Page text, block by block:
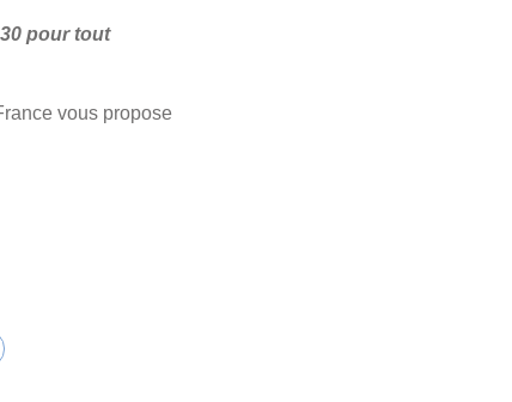
pour tout
vous propose